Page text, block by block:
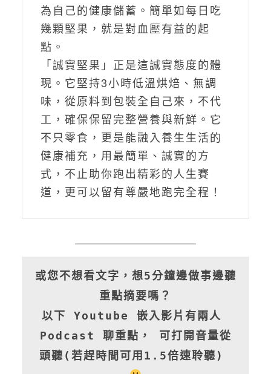
為自己的健康儲蓄。簡單如每日吃
幾顆堅果，就是對血壓有益的起
點。
「誠實堅果」正是這誠實態度的體
現。它堅持3小時低溫烘焙、無調
味，從原料到包裝全自己來，不代
工，確保保留完整營養與新鮮。它
不只零食，更是能融入養生生活的
健康補充，用最簡單、誠實的方
式，不止助你跑出精彩的人生賽
道，更可以留有尊嚴地跑完全程！
或您不想看文字，想5分鐘邊做事邊聽
重點摘要嗎？
以下 Youtube 嵌入影片有兩人
Podcast 聊重點， 可打開音量從
頭聽(若趕時間可用1.5倍速聆聽)